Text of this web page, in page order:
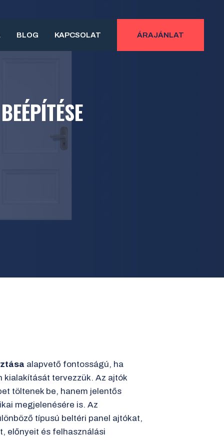
BLOG KAPCSOLAT ÁRAJÁNLAT
alapvető fontosságú, ha
tervezzük. Az ajtók
töltenek be, hanem jelentős
megjelenésére is. Az
típusú beltéri panel ajtókat,
előnyeit és felhasználási